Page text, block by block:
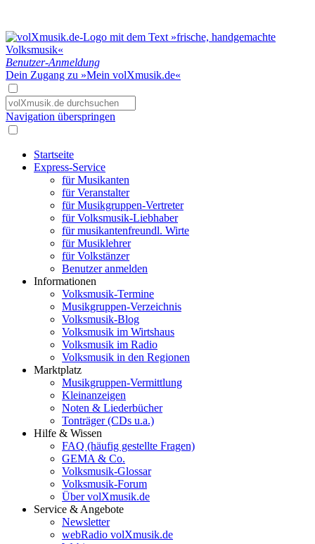
Benutzer-Anmeldung
Dein Zugang zu »Mein volXmusik.de«
Navigation überspringen
Startseite
Express-Service
für Musikanten
für Veranstalter
für Musikgruppen-Vertreter
für Volksmusik-Liebhaber
für musikantenfreundl. Wirte
für Musiklehrer
für Volkstänzer
Benutzer anmelden
Informationen
Volksmusik-Termine
Musikgruppen-Verzeichnis
Volksmusik-Blog
Volksmusik im Wirtshaus
Volksmusik im Radio
Volksmusik in den Regionen
Marktplatz
Musikgruppen-Vermittlung
Kleinanzeigen
Noten & Liederbücher
Tonträger (CDs u.a.)
Hilfe & Wissen
FAQ (häufig gestellte Fragen)
GEMA & Co.
Volksmusik-Glossar
Volksmusik-Forum
Über volXmusik.de
Service & Angebote
Newsletter
webRadio volXmusik.de